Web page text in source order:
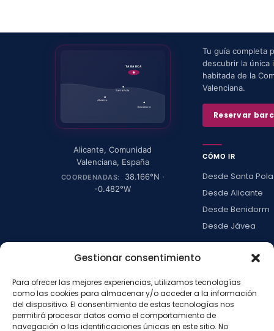
Gestionar consentimiento
Para ofrecer las mejores experiencias, utilizamos tecnologías
como las cookies para almacenar y/o acceder a la información
del dispositivo. El consentimiento de estas tecnologías nos
permitirá procesar datos como el comportamiento de
navegación o las identificaciones únicas en este sitio. No
TABARCA
Santa Pola
Alicante
Benidorm
Alicante,Comunidad
Valenciana, España
COORDENADAS: 38.166°N ·
-0.482°W
Tu guía completa
descubrir la única
habitada de la
Valenciana.
Reservar
CÓMO IR
Desde Santa Pola
Desde Alicante
Desde Benidorm
Desde Jávea
LA ISLA
Actividades
Blog